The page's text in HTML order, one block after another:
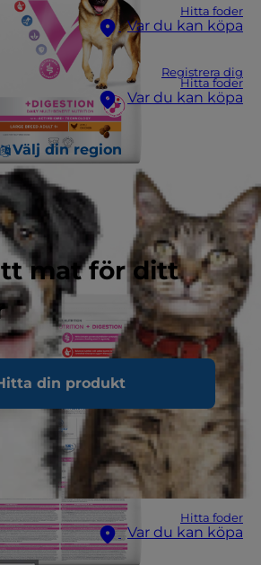
Hitta foder
Var du kan köpa
Registrera dig
Hitta foder
Var du kan köpa
Välj din region
mat för ditt
din produkt
Hitta foder
Var du kan köpa